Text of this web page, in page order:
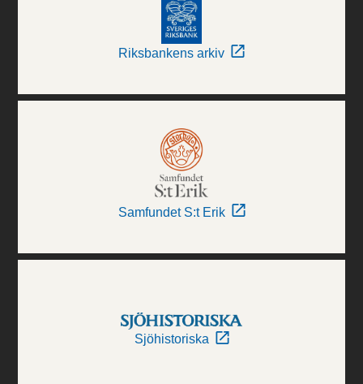
Riksbankens arkiv
Samfundet S:t Erik
Sjöhistoriska